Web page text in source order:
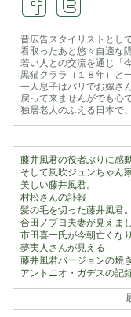
昔広告スタイリストとし
看取ったあと悠々自適な
若い人との交流を通じ「
黒猫クララ（１８年）と
一人息子はパリでお嫁さ
戻って来ませんがでも心
独居老人のふえる日本で
藤井風君の役者ぶりに感
そして風吹ジュンちゃん
美しい藤井風君。
村松さんの訃報
髪の毛を切った藤井風君。
合田ノブヨ夫妻が見えまし
市田喜一氏が今朝亡くな
夢実人さんが見える
藤井風君バージョンの焼
アントニオ・ガデスの記